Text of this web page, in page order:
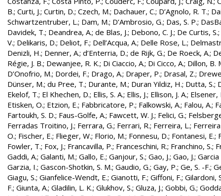
B.; Curti, J.; Curtin, D.; Czech, M.; Dachauer, C.; D’Agnolo, R. T.;
Schwartzentruber, L.; Dam, M.; D’Ambrosio, G.; Das, S. P.;
Davidek, T.; Deandrea, A.; de Blas, J.; Debono, C. J.; De Curtis, S.;
V.; Delikaris, D.; Deliot, F.; Dell’Acqua, A.; Delle Rose, L.;
Denizli, H.; Denner, A.; d’Enterria, D.; de Rijk, G.; De Roeck, A.;
Régie, J. B.; Dewanjee, R. K.; Di Ciaccio, A.; Di Cicco, A.; Dillon, B.
D’Onofrio, M.; Dordei, F.; Drago, A.; Draper, P.; Drasal, Z.;
Dünser, M.; du Pree, T.; Durante, M.; Duran Yildiz, H.; Dutta, S.;
Ekelof, T.; El Khechen, D.; Ellis, S. A.; Ellis, J.; Ellison, J. A.; Elsener,
Etisken, O.; Etzion, E.; Fabbricatore, P.; Falkowski, A.; Falou, A.;
Fartoukh, S. D.; Faus-Golfe, A.; Fawcett, W. J.; Felici, G.;
Ferradas Troitino, J.; Ferrara, G.; Ferrari, R.; Ferreira, L.;
O.; Fischer, E.; Flieger, W.; Florio, M.; Fonnesu, D.; Fontanesi, E.;
Fowler, T.; Fox, J.; Francavilla, P.; Franceschini, R.; Franchino, S.;
Gaddi, A.; Galanti, M.; Gallo, E.; Ganjour, S.; Gao, J.; Gao, J.; Garcia
Garzia, I.; Gascon-Shotkin, S. M.; Gaudio, G.; Gay, P.; Ge, S. -F.;
Giagu, S.; Gianfelice-Wendt, E.; Gianotti, F.; Giffoni, F.; Gilardoni,
F.; Giunta, A.; Gladilin, L. K.; Glukhov, S.; Gluza, J.; Gobbi, G.;